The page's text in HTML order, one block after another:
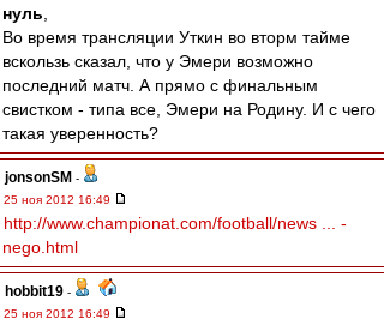
нуль
Во время трансляции Уткин во вторм тайме
вскользь сказал, что у Эмери возможно
последний матч. А прямо с финальным
свистком - типа все, Эмери на Родину. И с чего
такая уверенность?
jonsonSM -
25 ноя 2012 16:49
http://www.championat.com/football/news ... -
nego.html
hobbit19 -
25 ноя 2012 16:49